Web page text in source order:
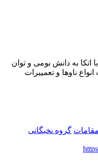
اتکا به دانش بومی و توان
ناوها و تعمییرات
مقامات گروه نخبگانی